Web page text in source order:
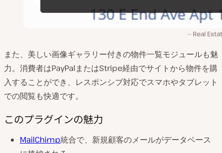
Real
また、美しい画像ギャラリー付きの物件一覧モジュールも魅
力。消費者はPayPalまたはStripe経由でサイトから物件を購
入することができ、レスポンシブ対応でスマホやタブレット
での閲覧も快適です。
このプラグインの魅力
MailChimp統合で、新規顧客のメールがデータベース